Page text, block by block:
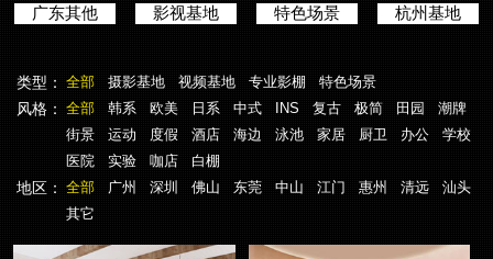
广东其他
影视基地 特色场景 杭州基地
类型： 全部 摄影基地 视频基地 专业影棚 特色场景
风格： 全部 韩系 欧美 日系 中式 INS 复古 极简 田园
潮牌
街景
运动 度假 酒店 海边 泳池 家居 厨卫 办公
学校
医院
实验 咖店 白棚
地区： 全部 广州 深圳 佛山 东莞 中山 江门 惠州 清远
汕头
其它